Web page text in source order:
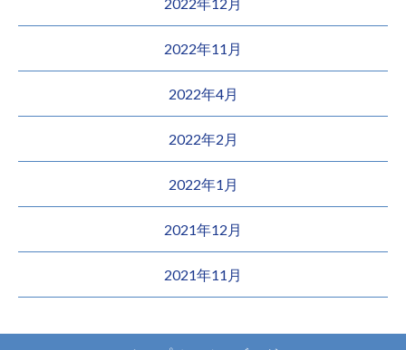
2022年11月
2022年4月
2022年2月
2022年1月
2021年12月
2021年11月